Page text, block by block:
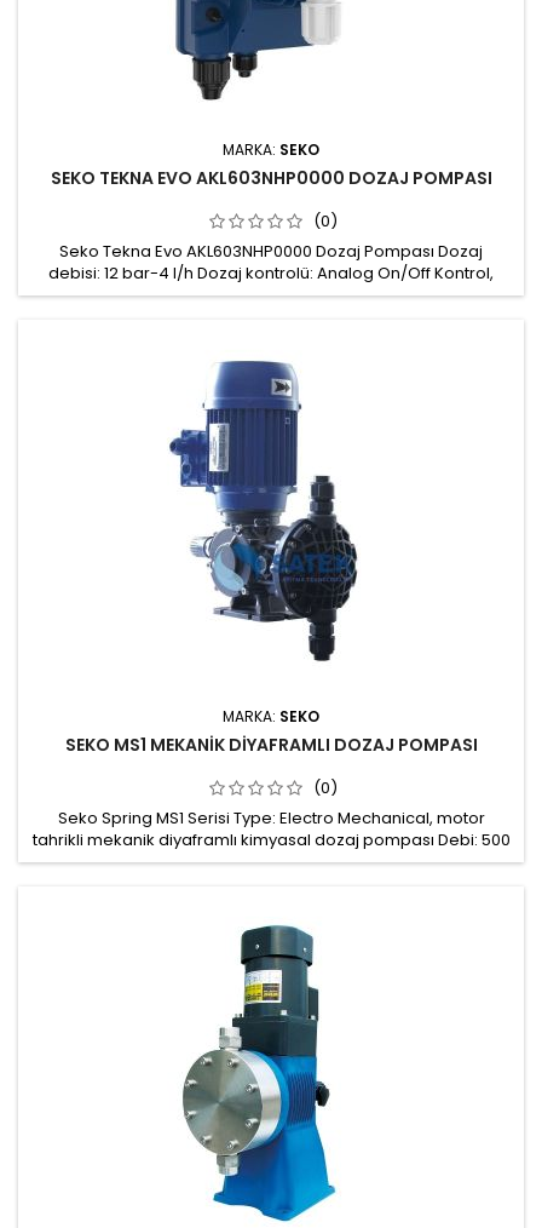
MARKA: SEKO
SEKO TEKNA EVO AKL603NHP0000 DOZAJ POMPASI
(0)
Seko Tekna Evo AKL603NHP0000 Dozaj Pompası Dozaj
debisi: 12 bar-4 l/h Dozaj kontrolü: Analog On/Off Kontrol,
Sabit atımlı dozaj, Potansiyometrik, Çift frekanslı dozaj ayarı:
Hava alma vanası: Manuel Güç beslemesi: 100÷240 Vac
50/60 Hz Montaj kiti:...
MARKA: SEKO
SEKO MS1 MEKANİK DİYAFRAMLI DOZAJ POMPASI
(0)
Seko Spring MS1 Serisi Type: Electro Mechanical, motor
tahrikli mekanik diyaframlı kimyasal dozaj pompası Debi: 500
lt/saat Maks. Çalışma basıncı: 16 Bar Maks. 10 - 100 % arasında
pompalarda 4-20 mA servo kontrol girişi